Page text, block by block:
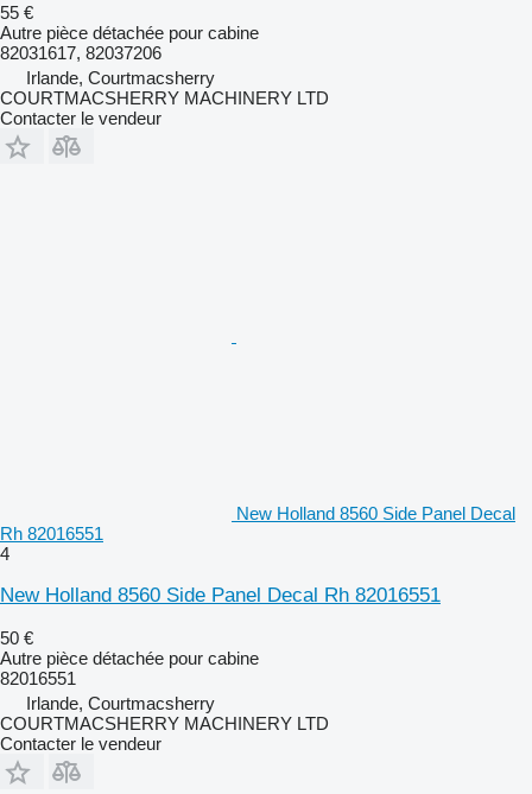
55 €
Autre pièce détachée pour cabine
82031617, 82037206
Irlande, Courtmacsherry
COURTMACSHERRY MACHINERY LTD
Contacter le vendeur
New Holland 8560 Side Panel Decal
Rh 82016551
4
New Holland 8560 Side Panel Decal Rh 82016551
50 €
Autre pièce détachée pour cabine
82016551
Irlande, Courtmacsherry
COURTMACSHERRY MACHINERY LTD
Contacter le vendeur